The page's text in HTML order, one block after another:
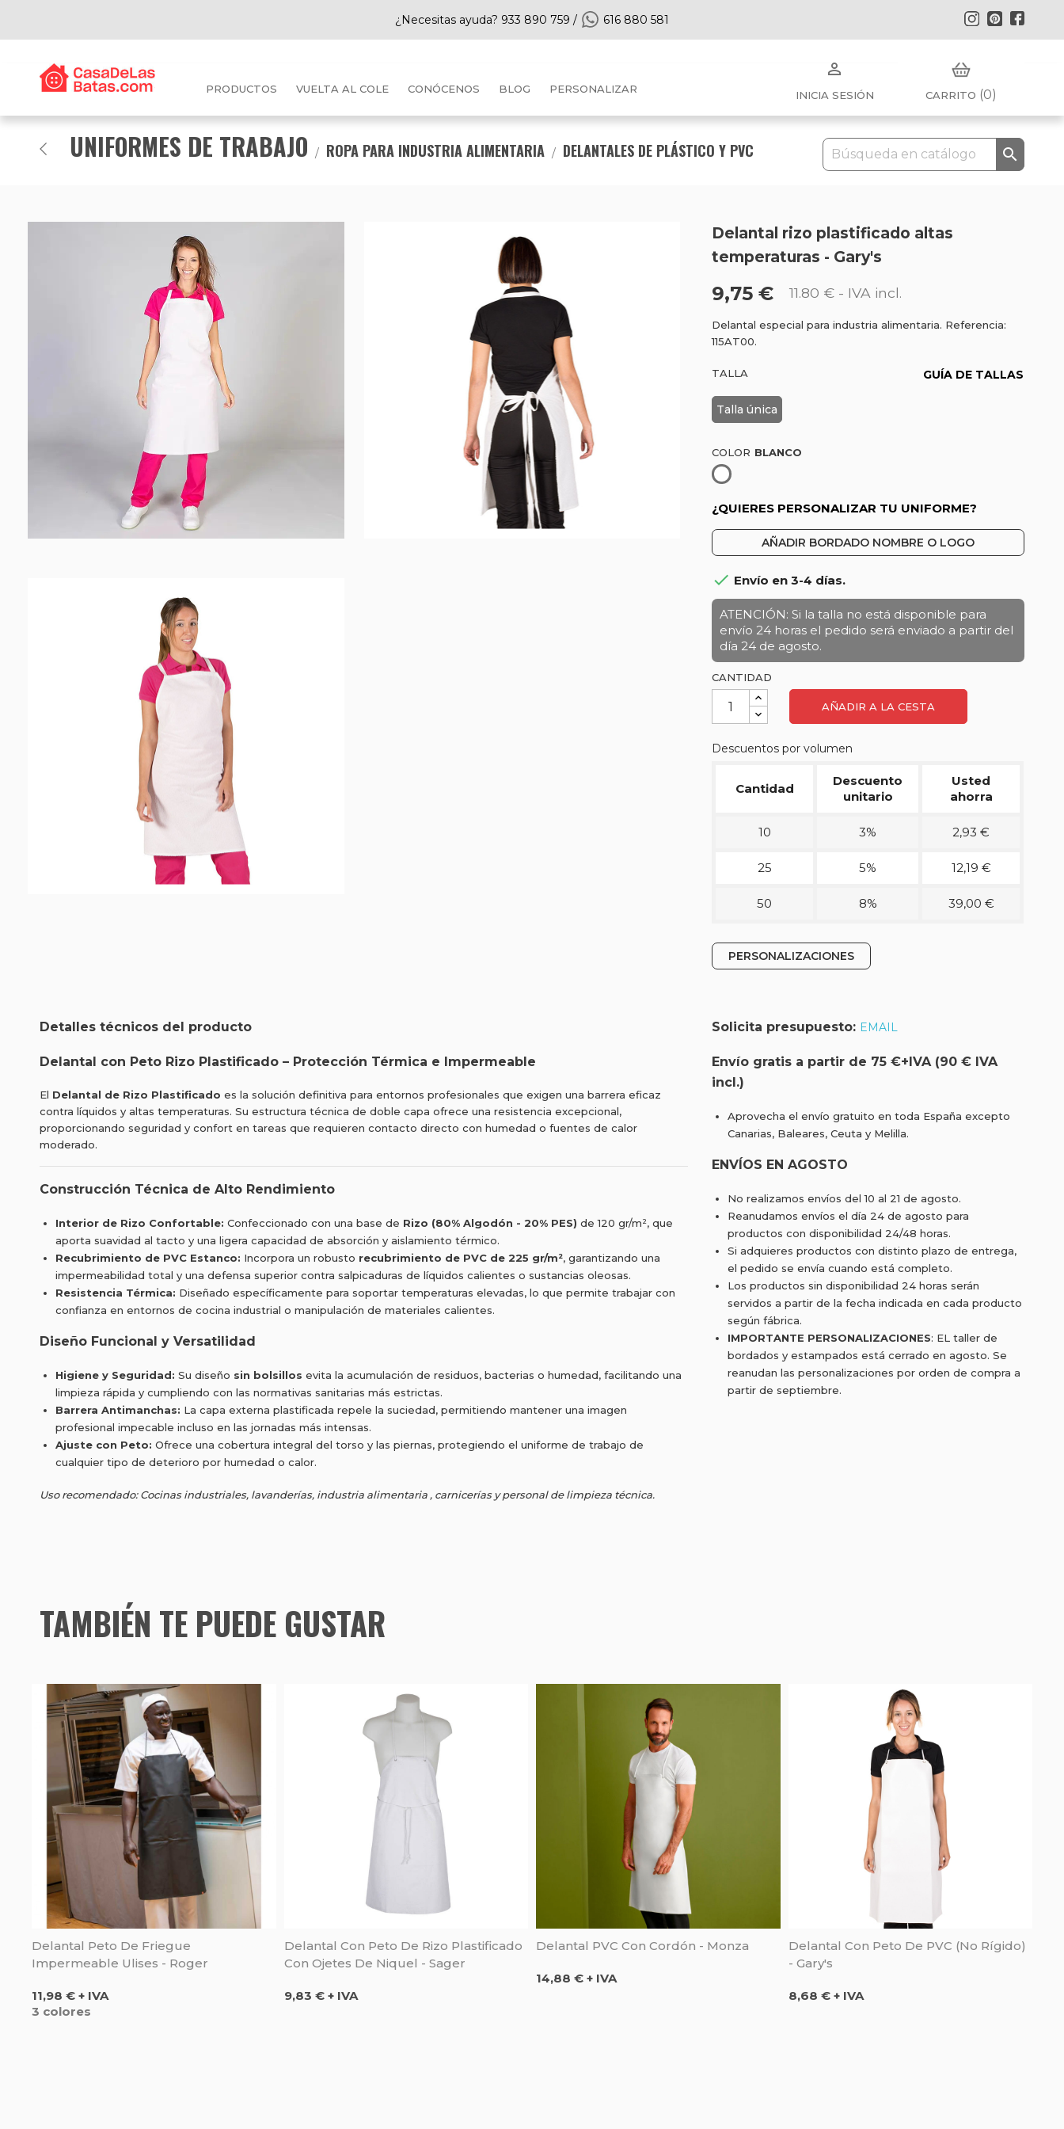
¿Necesitas ayuda? 933 890 759 / 616 880 581 Pinterest
Instagram
PRODUCTOS VUELTA AL COLE CONÓCENOS BLOG PERSONALIZAR

INICIA SESIÓN CARRITO (0)
UNIFORMES DE TRABAJO ROPA PARA INDUSTRIA ALIMENTARIA DELANTALES DE PLÁSTICO Y PVC 
Delantal rizo plastificado altas
temperaturas - Gary's
9,75 € 11.80 € - IVA incl.
Delantal especial para industria alimentaria. Referencia:
115AT00.
TALLA GUÍA DE TALLAS
Talla única
COLOR
Blanco
¿QUIERES PERSONALIZAR TU UNIFORME?
AÑADIR BORDADO NOMBRE O LOGO
 Envío en 3-4 días.
ATENCIÓN: Si la talla no está disponible para
envío 24 horas el pedido será enviado a partir del
día 24 de agosto.
CANTIDAD
AÑADIR A LA CESTA
Descuentos por volumen
Cantidad
Descuento
unitario
Usted
ahorra
10 3% 2,93 €
25 5% 12,19 €
50 8% 39,00 €
PERSONALIZACIONES
Detalles técnicos del producto
Delantal con Peto Rizo Plastificado – Protección Térmica e Impermeable
El Delantal de Rizo Plastificado es la solución definitiva para entornos profesionales que exigen una barrera eficaz
contra líquidos y altas temperaturas. Su estructura técnica de doble capa ofrece una resistencia excepcional,
proporcionando seguridad y confort en tareas que requieren contacto directo con humedad o fuentes de calor
moderado.
Construcción Técnica de Alto Rendimiento
Interior de Rizo Confortable: Confeccionado con una base de Rizo (80% Algodón - 20% PES) de 120 gr/m², que
aporta suavidad al tacto y una ligera capacidad de absorción y aislamiento térmico.
Recubrimiento de PVC Estanco: Incorpora un robusto recubrimiento de PVC de 225 gr/m², garantizando una
impermeabilidad total y una defensa superior contra salpicaduras de líquidos calientes o sustancias oleosas.
Resistencia Térmica: Diseñado específicamente para soportar temperaturas elevadas, lo que permite trabajar con
confianza en entornos de cocina industrial o manipulación de materiales calientes.
Diseño Funcional y Versatilidad
Higiene y Seguridad: Su diseño sin bolsillos evita la acumulación de residuos, bacterias o humedad, facilitando una
limpieza rápida y cumpliendo con las normativas sanitarias más estrictas.
Barrera Antimanchas: La capa externa plastificada repele la suciedad, permitiendo mantener una imagen
profesional impecable incluso en las jornadas más intensas.
Ajuste con Peto: Ofrece una cobertura integral del torso y las piernas, protegiendo el uniforme de trabajo de
cualquier tipo de deterioro por humedad o calor.
Uso recomendado: Cocinas industriales, lavanderías, industria alimentaria , carnicerías y personal de limpieza técnica.
Solicita presupuesto: EMAIL
Envío gratis a partir de 75 €+IVA (90 € IVA
incl.)
Aprovecha el envío gratuito en toda España excepto
Canarias, Baleares, Ceuta y Melilla.
ENVÍOS EN AGOSTO
No realizamos envíos del 10 al 21 de agosto.
Reanudamos envíos el día 24 de agosto para
productos con disponibilidad 24/48 horas.
Si adquieres productos con distinto plazo de entrega,
el pedido se envía cuando está completo.
Los productos sin disponibilidad 24 horas serán
servidos a partir de la fecha indicada en cada producto
según fábrica.
IMPORTANTE PERSONALIZACIONES: EL taller de
bordados y estampados está cerrado en agosto. Se
reanudan las personalizaciones por orden de compra a
partir de septiembre.
TAMBIÉN TE PUEDE GUSTAR
Delantal Peto De Friegue
Impermeable Ulises - Roger
Precio
11,98 € + IVA
3 colores
Delantal Con Peto De Rizo Plastificado
Con Ojetes De Niquel - Sager
Precio
9,83 € + IVA
Delantal PVC Con Cordón - Monza
Precio
14,88 € + IVA
Delantal Con Peto De PVC (no Rígido)
- Gary's
Precio
8,68 € + IVA